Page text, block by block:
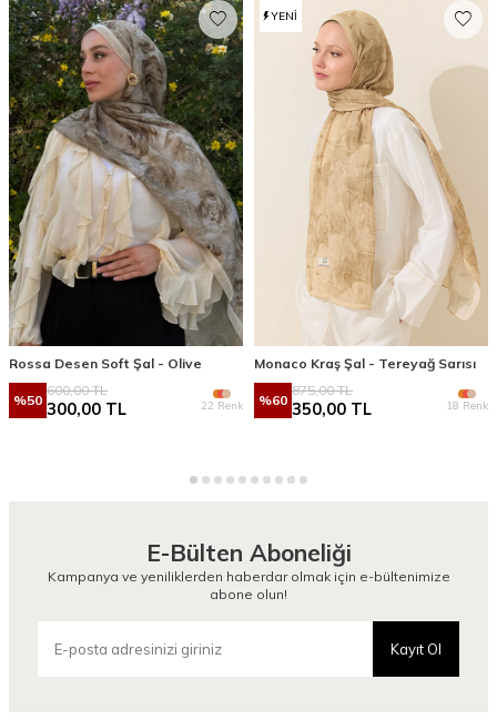
Rossa Desen Soft Şal - Olive
%50
600,00TL
300,00 TL 22 Renk
YENI
Monaco Kraş Şal - Tereyağ Sarısı
%60
875,00TL
350,00 TL 18 Renk
E-Bülten Aboneliği
Kampanya ve yeniliklerden haberdar olmak için e-bültenimize
abone olun!
Kayıt Ol